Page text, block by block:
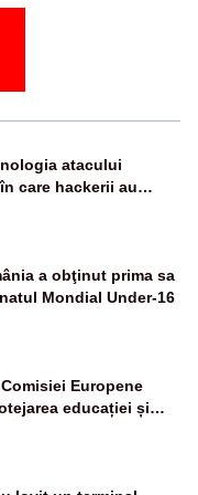
atacului
care hackerii au
necunoscut
a obţinut prima sa
Mondial Under-16
Europene
educației și